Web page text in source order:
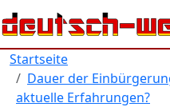
Direkt zum Inhalt
Startseite
Dauer der
aktuelle Erfahrungen?